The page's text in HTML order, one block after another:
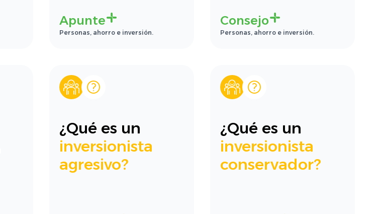
Apunte
Personas, ahorro e inversión.
Consejo
Personas, ahorro e inversión.
¿Qué es un
inversionista
agresivo?
¿Qué es un
inversionista
conservador?